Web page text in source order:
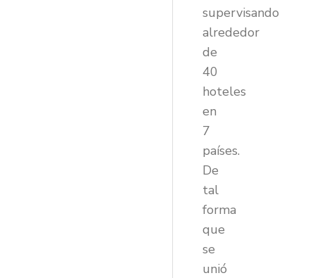
supervisando
alrededor
de
40
hoteles
en
7
países.
De
tal
forma
que
se
unió